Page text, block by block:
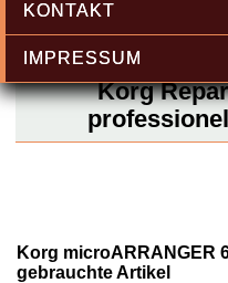
KONTAKT
IMPRESSUM
Korg
Korg microARRANGER
gebrauchte Artikel